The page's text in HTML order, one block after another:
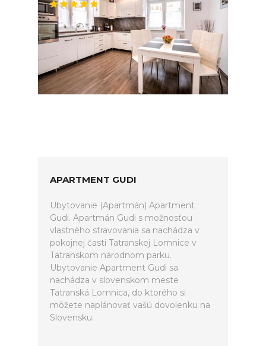
APARTMENT GUDI
Ubytovanie (Apartmán) Apartment
Gudi. Apartmán Gudi s možnosťou
vlastného stravovania sa nachádza v
pokojnej časti Tatranskej Lomnice v
Tatranskom národnom parku.
Ubytovanie Apartment Gudi sa
nachádza v slovenskom meste
Tatranská Lomnica, do ktorého si
môžete naplánovať vašú dovolenku na
Slovensku.